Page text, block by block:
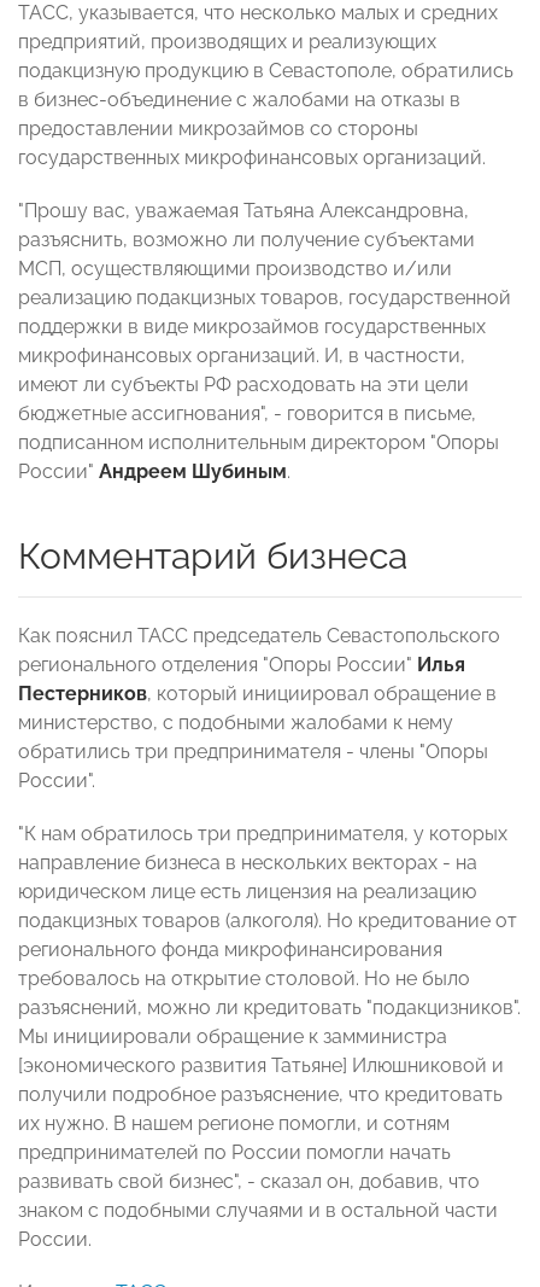
ТАСС, указывается, что несколько малых и средних
предприятий, производящих и реализующих
подакцизную продукцию в Севастополе, обратились
в бизнес-объединение с жалобами на отказы в
предоставлении микрозаймов со стороны
государственных микрофинансовых организаций.
"Прошу вас, уважаемая Татьяна Александровна,
разъяснить, возможно ли получение субъектами
МСП, осуществляющими производство и/или
реализацию подакцизных товаров, государственной
поддержки в виде микрозаймов государственных
микрофинансовых организаций. И, в частности,
имеют ли субъекты РФ расходовать на эти цели
бюджетные ассигнования", - говорится в письме,
подписанном исполнительным директором "Опоры
России" Андреем Шубиным.
Комментарий бизнеса
Как пояснил ТАСС председатель Севастопольского
регионального отделения "Опоры России" Илья
Пестерников, который инициировал обращение в
министерство, с подобными жалобами к нему
обратились три предпринимателя - члены "Опоры
России".
"К нам обратилось три предпринимателя, у которых
направление бизнеса в нескольких векторах - на
юридическом лице есть лицензия на реализацию
подакцизных товаров (алкоголя). Но кредитование от
регионального фонда микрофинансирования
требовалось на открытие столовой. Но не было
разъяснений, можно ли кредитовать "подакцизников".
Мы инициировали обращение к замминистра
[экономического развития Татьяне] Илюшниковой и
получили подробное разъяснение, что кредитовать
их нужно. В нашем регионе помогли, и сотням
предпринимателей по России помогли начать
развивать свой бизнес", - сказал он, добавив, что
знаком с подобными случаями и в остальной части
России.